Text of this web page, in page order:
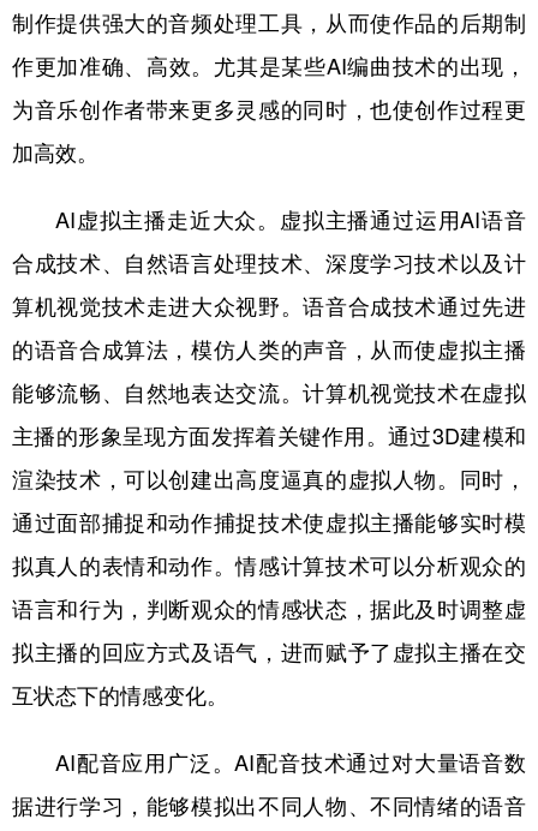
四川 贵州 云南 西藏
陕西 甘肃 青海 宁夏
新疆 内蒙古 黑龙江
多语种频道
English Español Français عربى
Русский язык 日本語 한국어
Deutsch Português
制作提供强大的音频处理工具，从而使作品的后期制
作更加准确、高效。尤其是某些AI编曲技术的出现，
为音乐创作者带来更多灵感的同时，也使创作过程更
加高效。
AI虚拟主播走近大众。虚拟主播通过运用AI语音
合成技术、自然语言处理技术、深度学习技术以及计
算机视觉技术走进大众视野。语音合成技术通过先进
的语音合成算法，模仿人类的声音，从而使虚拟主播
能够流畅、自然地表达交流。计算机视觉技术在虚拟
主播的形象呈现方面发挥着关键作用。通过3D建模和
渲染技术，可以创建出高度逼真的虚拟人物。同时，
通过面部捕捉和动作捕捉技术使虚拟主播能够实时模
拟真人的表情和动作。情感计算技术可以分析观众的
语言和行为，判断观众的情感状态，据此及时调整虚
拟主播的回应方式及语气，进而赋予了虚拟主播在交
互状态下的情感变化。
AI配音应用广泛。AI配音技术通过对大量语音数
据进行学习，能够模拟出不同人物、不同情绪的语音